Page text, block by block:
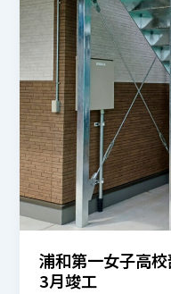
浦和第一女子高
3月竣工